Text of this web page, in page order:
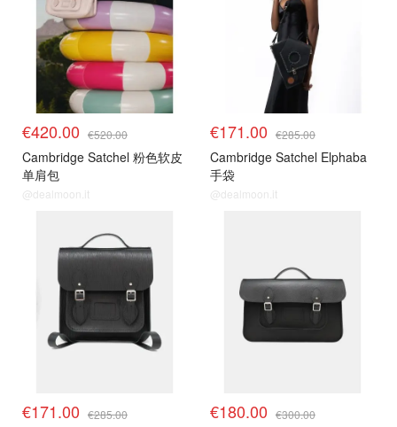
€420.00 €520.00
Cambridge Satchel 粉色软皮
单肩包
@dealmoon.it
€171.00 €285.00
Cambridge Satchel Elphaba
手袋
@dealmoon.it
€171.00 €285.00 €180.00 €300.00